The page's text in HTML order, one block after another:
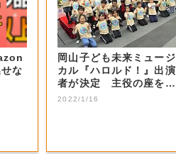
な
岡山子ども未来ミュージ
カル『ハロルド！』出演
者が決定 主役の座を射
止めた感想は…...
2022/1/16